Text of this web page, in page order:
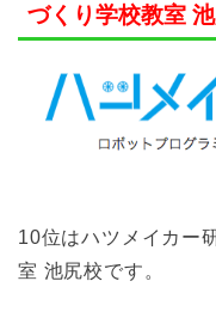
づくり学校教室
10位はハツメイカー
室 池尻校です。